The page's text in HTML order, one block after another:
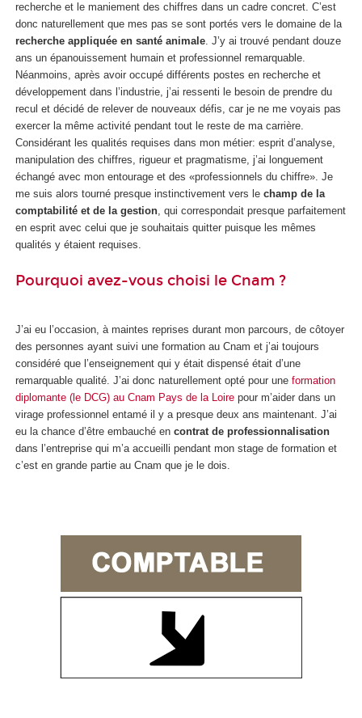
recherche et le maniement des chiffres dans un cadre concret. C’est
donc naturellement que mes pas se sont portés vers le domaine de la
recherche appliquée en santé animale. J’y ai trouvé pendant douze
ans un épanouissement humain et professionnel remarquable.
Néanmoins, après avoir occupé différents postes en recherche et
développement dans l’industrie, j’ai ressenti le besoin de prendre du
recul et décidé de relever de nouveaux défis, car je ne me voyais pas
exercer la même activité pendant tout le reste de ma carrière.
Considérant les qualités requises dans mon métier: esprit d’analyse,
manipulation des chiffres, rigueur et pragmatisme, j’ai longuement
échangé avec mon entourage et des «professionnels du chiffre». Je
me suis alors tourné presque instinctivement vers le champ de la
comptabilité et de la gestion, qui correspondait presque parfaitement
en esprit avec celui que je souhaitais quitter puisque les mêmes
qualités y étaient requises.
Pourquoi avez-vous choisi le Cnam ?
J’ai eu l’occasion, à maintes reprises durant mon parcours, de côtoyer
des personnes ayant suivi une formation au Cnam et j’ai toujours
considéré que l’enseignement qui y était dispensé était d’une
remarquable qualité. J’ai donc naturellement opté pour une formation
diplomante (le DCG) au Cnam Pays de la Loire pour m’aider dans un
virage professionnel entamé il y a presque deux ans maintenant. J’ai
eu la chance d’être embauché en contrat de professionnalisation
dans l’entreprise qui m’a accueilli pendant mon stage de formation et
c’est en grande partie au Cnam que je le dois.